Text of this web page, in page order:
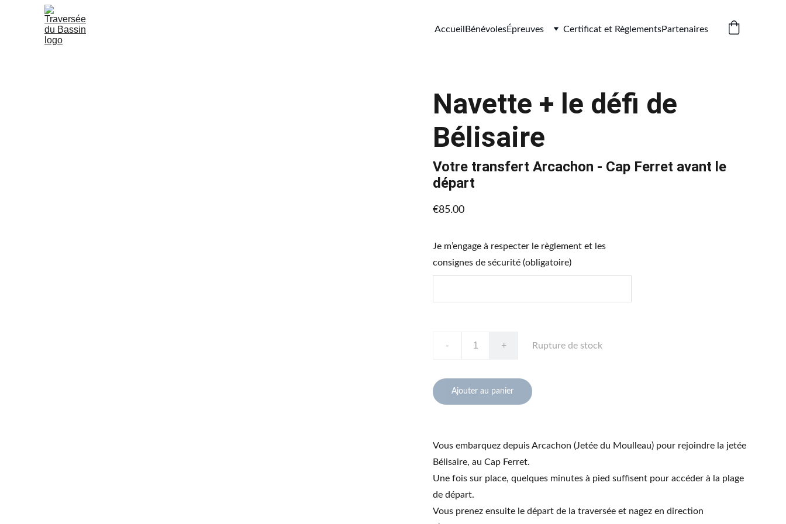
AccueilBénévolesÉpreuves Certificat et RèglementsPartenaires
Navette + le défi de
Bélisaire
Votre transfert Arcachon - Cap Ferret avant le
départ
€85.00
Je m’engage à respecter le règlement et les
consignes de sécurité (obligatoire)
- + Rupture de stock
Ajouter au panier
Vous embarquez depuis Arcachon (Jetée du Moulleau) pour rejoindre la jetée
Bélisaire, au Cap Ferret.
Une fois sur place, quelques minutes à pied suffisent pour accéder à la plage
de départ.
Vous prenez ensuite le départ de la traversée et nagez en direction